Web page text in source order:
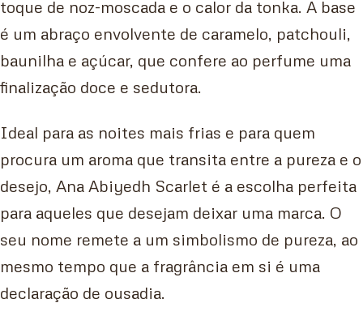
toque de noz-moscada e o calor da tonka. A base
é um abraço envolvente de caramelo, patchouli,
baunilha e açúcar, que confere ao perfume uma
finalização doce e sedutora.
Ideal para as noites mais frias e para quem
procura um aroma que transita entre a pureza e o
desejo, Ana Abiyedh Scarlet é a escolha perfeita
para aqueles que desejam deixar uma marca. O
seu nome remete a um simbolismo de pureza, ao
mesmo tempo que a fragrância em si é uma
declaração de ousadia.